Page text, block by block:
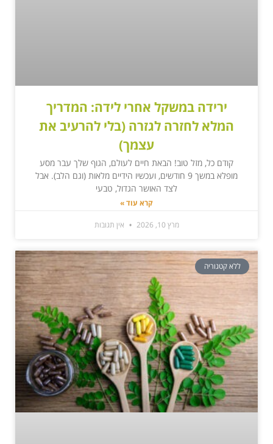
ירידה במשקל אחרי לידה: המדריך
המלא לחזרה לגזרה (בלי להרעיב את
עצמך)
קודם כל, מזל טוב! הבאת חיים לעולם, הגוף שלך עבר מסע
מופלא במשך 9 חודשים, ועכשיו הידיים מלאות (וגם הלב). אבל
לצד האושר הגדול, טבעי
קרא עוד »
מרץ 10, 2026 אין תגובות
ללא קטגוריה